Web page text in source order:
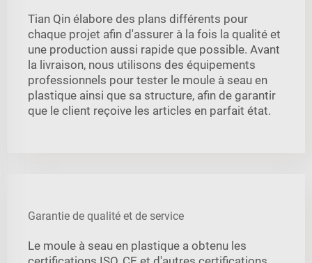
Tian Qin élabore des plans différents pour
chaque projet afin d'assurer à la fois la qualité et
une production aussi rapide que possible. Avant
la livraison, nous utilisons des équipements
professionnels pour tester le moule à seau en
plastique ainsi que sa structure, afin de garantir
que le client reçoive les articles en parfait état.
Garantie de qualité et de service
Le moule à seau en plastique a obtenu les